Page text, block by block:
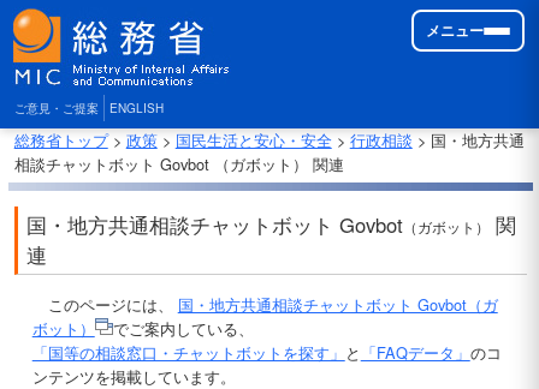
ご意見・ご提案 ENGLISH
メニュー
総務省トップ> 政策> 国民生活と安心・安全> 行政相談 > 国・地方共通
相談チャットボット Govbot （ガボット） 関連
国・地方共通相談チャットボット Govbot（ガボット）
関
連
このページには、 国・地方共通相談チャットボット Govbot（ガ
ボット）
でご案内している、
「国等の相談窓口・チャットボットを探す」 と 「FAQデータ」 のコ
ンテンツを掲載しています。